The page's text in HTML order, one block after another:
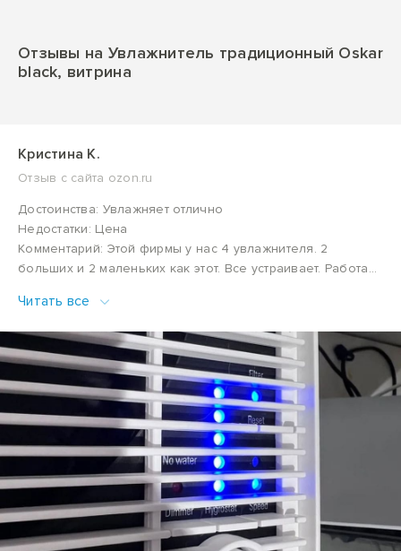
Отзывы на Увлажнитель традиционный Oskar
black, витрина
Кристина К.
Отзыв с сайта ozon.ru
Достоинства: Увлажняет отлично
Недостатки: Цена
Комментарий: Этой фирмы у нас 4 увлажнителя. 2
больших и 2 маленьких как этот. Все устраивает. Работает
такими увлажнителями нет белого налета на предметах
Читать все